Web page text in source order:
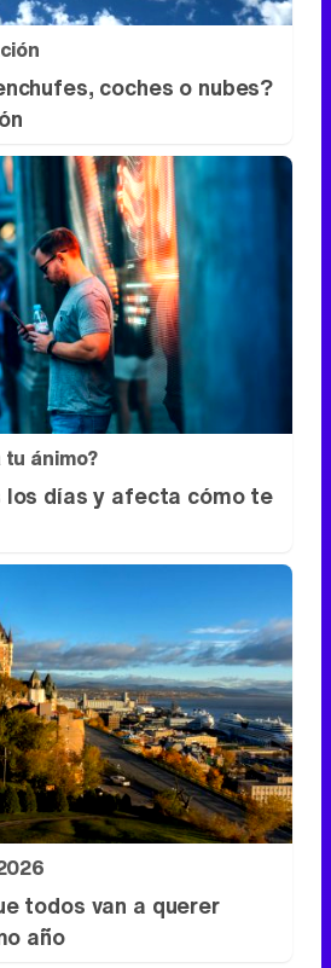
coches o nubes?
ánimo?
los días y afecta cómo te
todos van a querer
año